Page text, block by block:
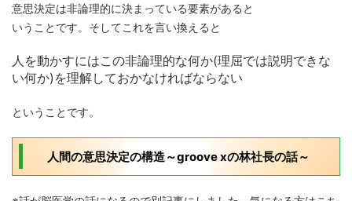
意思決定は非論理的に決まっている要素があると
いうことです。そしてこれを言い換えると
人を動かすにはこの非論理的な何か(理屈では説明できな
い何か) を理解しておかなければならない
ということです。
人間の意思決定の構造～groove xの林社長の話～